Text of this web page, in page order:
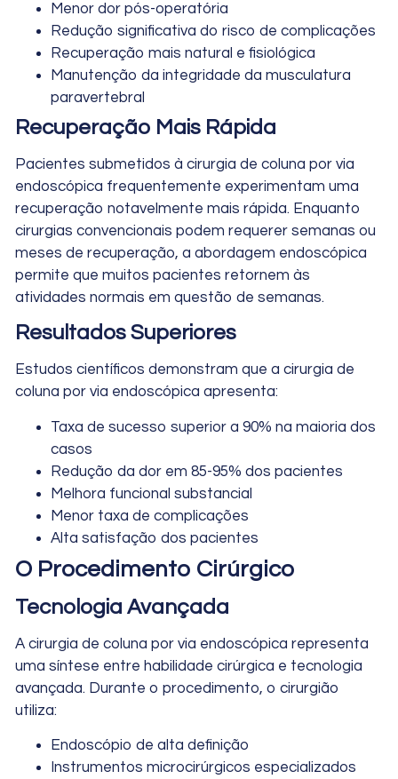
Menor dor pós-operatória
Redução significativa do risco de complicações
Recuperação mais natural e fisiológica
Manutenção da integridade da musculatura
paravertebral
Recuperação Mais Rápida
Pacientes submetidos à cirurgia de coluna por via
endoscópica frequentemente experimentam uma
recuperação notavelmente mais rápida. Enquanto
cirurgias convencionais podem requerer semanas ou
meses de recuperação, a abordagem endoscópica
permite que muitos pacientes retornem às
atividades normais em questão de semanas.
Resultados Superiores
Estudos científicos demonstram que a cirurgia de
coluna por via endoscópica apresenta:
Taxa de sucesso superior a 90% na maioria dos
casos
Redução da dor em 85-95% dos pacientes
Melhora funcional substancial
Menor taxa de complicações
Alta satisfação dos pacientes
O Procedimento Cirúrgico
Tecnologia Avançada
A cirurgia de coluna por via endoscópica representa
uma síntese entre habilidade cirúrgica e tecnologia
avançada. Durante o procedimento, o cirurgião
utiliza:
Endoscópio de alta definição
Instrumentos microcirúrgicos especializados